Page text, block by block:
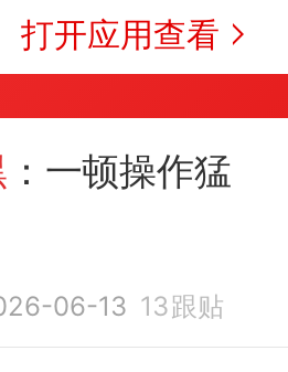
打开应用查看
：一顿操作猛
06-13 13跟贴